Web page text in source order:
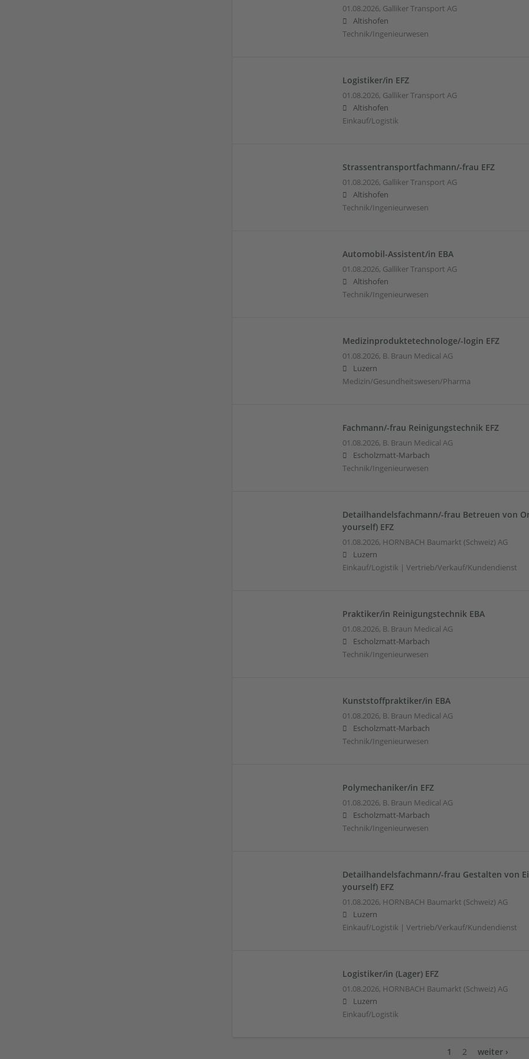
01.08.2026, Galliker Transport AG
Altishofen
Technik/Ingenieurwesen
Logistiker/in EFZ
01.08.2026, Galliker Transport AG
Altishofen
Einkauf/Logistik
Strassentransportfachmann/-frau EFZ
01.08.2026, Galliker Transport AG
Altishofen
Technik/Ingenieurwesen
Automobil-Assistent/in EBA
01.08.2026, Galliker Transport AG
Altishofen
Technik/Ingenieurwesen
Medizinproduktetechnologe/-login EFZ
01.08.2026, B. Braun Medical AG
Luzern
Medizin/Gesundheitswesen/Pharma
Fachmann/-frau Reinigungstechnik EFZ
01.08.2026, B. Braun Medical AG
Escholzmatt-Marbach
Technik/Ingenieurwesen
Detailhandelsfachmann/-frau Betreuen von
yourself) EFZ
01.08.2026, HORNBACH Baumarkt (Schweiz) AG
Luzern
Einkauf/Logistik | Vertrieb/Verkauf/Kundendienst
Praktiker/in Reinigungstechnik EBA
01.08.2026, B. Braun Medical AG
Escholzmatt-Marbach
Technik/Ingenieurwesen
Kunststoffpraktiker/in EBA
01.08.2026, B. Braun Medical AG
Escholzmatt-Marbach
Technik/Ingenieurwesen
Polymechaniker/in EFZ
01.08.2026, B. Braun Medical AG
Escholzmatt-Marbach
Technik/Ingenieurwesen
Detailhandelsfachmann/-frau Gestalten von
yourself) EFZ
01.08.2026, HORNBACH Baumarkt (Schweiz) AG
Luzern
Einkauf/Logistik | Vertrieb/Verkauf/Kundendienst
Logistiker/in (Lager) EFZ
01.08.2026, HORNBACH Baumarkt (Schweiz) AG
Luzern
Einkauf/Logistik
1 2 weiter ›